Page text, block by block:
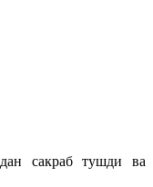
сакраб тушди ва